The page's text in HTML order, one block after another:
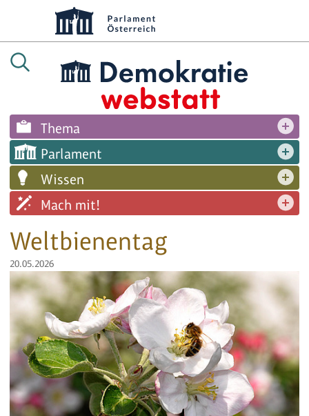
Thema
Parlament
Wissen
Mach mit!
Weltbienentag
20.05.2026